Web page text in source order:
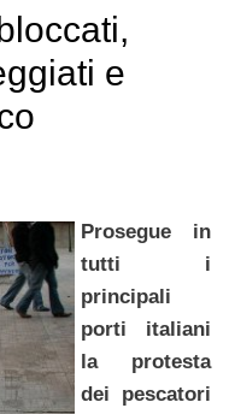
e
Prosegue in
tutti i
principali
porti italiani
la protesta
dei pescatori